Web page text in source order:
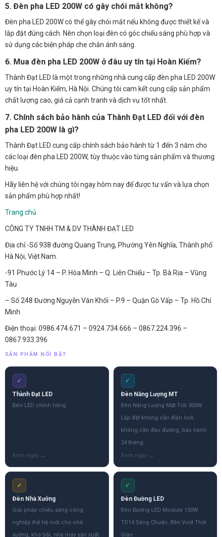
5. Đèn pha LED 200W có gây chói mắt không?
Đèn pha LED 200W có thể gây chói mắt nếu không được thiết kế và
lắp đặt đúng cách. Nên chọn loại đèn có góc chiếu sáng phù hợp và
sử dụng các biện pháp che chắn ánh sáng.
6. Mua đèn pha LED 200W ở đâu uy tín tại Hoàn Kiếm?
Thành Đạt LED là một trong những nhà cung cấp đèn pha LED 200W
uy tín tại Hoàn Kiếm, Hà Nội. Chúng tôi cam kết cung cấp sản phẩm
chất lượng cao, giá cả cạnh tranh và dịch vụ tốt nhất.
7. Chính sách bảo hành của Thành Đạt LED đối với đèn
pha LED 200W là gì?
Thành Đạt LED cung cấp chính sách bảo hành từ 1 đến 3 năm cho
các loại đèn pha LED 200W, tùy thuộc vào từng sản phẩm và thương
hiệu.
Hãy liên hệ với chúng tôi ngay hôm nay để được tư vấn và lựa chọn
sản phẩm phù hợp nhất!
Trang chủ
CÔNG TY TNHH TM & DV THÀNH ĐẠT LED
Địa chỉ:-Số 938 đường Quang Trung, Phường Yên Nghĩa, Thành phố
Hà Nội, Việt Nam.
-91 Phước Lý 14 – P. Hòa Minh – Q. Liên Chiểu – Tp. Bà Rịa – Vũng
Tàu
– Số 248 Đường Nguyễn Văn Khối – P.9 – Quận Gò Vấp – Tp. Hồ Chí
Minh
Điện thoại: 0986.474.671 – 0924.734.666 – 0867.224.396 –
0867.933.396
SẢN PHẨM NỔI BẬT
✓
Thành Đạt LED
Đèn LED chính hãng
✓
Đèn Năng Lượng MT
Đèn Năng Lượng Mặt Trời 300W
Lắp đặt không cần điện lưới,
không cần đào đường, bảo hành
24 tháng.
✓
Đèn Nhà Xưởng
Giải pháp chiếu sáng công
nghiệp thế hệ mới cho nhà
xưởng, kho bãi, nhà máy sản xuất.
✓
Đèn Đường LED
Đèn Đường LED Module 150W
TD14 Sáng Chuẩn, Bền Vượt Thời
Gian